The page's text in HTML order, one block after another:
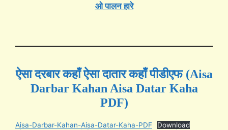
ओ पालन हारे
ऐसा दरबार कहाँ ऐसा दातार कहाँ पीडीएफ (Aisa
Darbar Kahan Aisa Datar Kaha
PDF)
Aisa-Darbar-Kahan-Aisa-Datar-Kaha-PDF Download